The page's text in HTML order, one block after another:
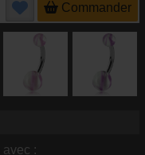
Commander
avec :